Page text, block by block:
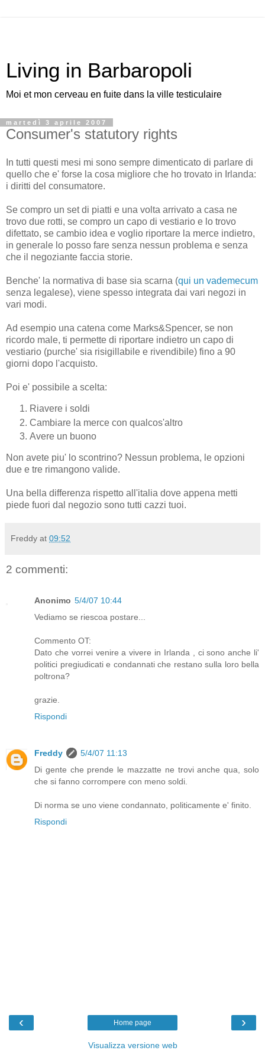
Living in Barbaropoli
Moi et mon cerveau en fuite dans la ville testiculaire
martedì 3 aprile 2007
Consumer's statutory rights
In tutti questi mesi mi sono sempre dimenticato di parlare di
quello che e' forse la cosa migliore che ho trovato in Irlanda:
i diritti del consumatore.
Se compro un set di piatti e una volta arrivato a casa ne
trovo due rotti, se compro un capo di vestiario e lo trovo
difettato, se cambio idea e voglio riportare la merce indietro,
in generale lo posso fare senza nessun problema e senza
che il negoziante faccia storie.
Benche' la normativa di base sia scarna (qui un vademecum
senza legalese), viene spesso integrata dai vari negozi in
vari modi.
Ad esempio una catena come Marks&Spencer, se non
ricordo male, ti permette di riportare indietro un capo di
vestiario (purche' sia risigillabile e rivendibile) fino a 90
giorni dopo l'acquisto.
Poi e' possibile a scelta:
Riavere i soldi
Cambiare la merce con qualcos'altro
Avere un buono
Non avete piu' lo scontrino? Nessun problema, le opzioni
due e tre rimangono valide.
Una bella differenza rispetto all'italia dove appena metti
piede fuori dal negozio sono tutti cazzi tuoi.
Freddy at 09:52
2 commenti:
Anonimo 5/4/07 10:44
Vediamo se riescoa postare...
Commento OT:
Dato che vorrei venire a vivere in Irlanda , ci sono anche li'
politici pregiudicati e condannati che restano sulla loro bella
poltrona?
grazie.
Rispondi
Freddy
5/4/07 11:13
Di gente che prende le mazzatte ne trovi anche qua, solo
che si fanno corrompere con meno soldi.
Di norma se uno viene condannato, politicamente e' finito.
Rispondi
‹ ›
Home page
Visualizza versione web